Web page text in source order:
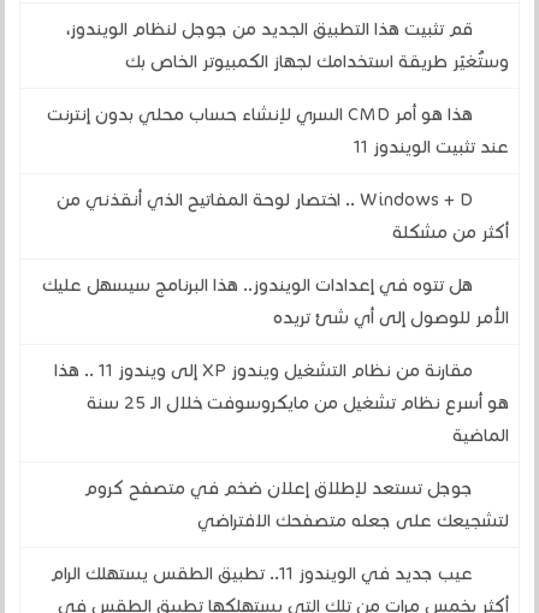
قم تثبيت هذا التطبيق الجديد من جوجل لنظام الويندوز،
وستُغيّر طريقة استخدامك لجهاز الكمبيوتر الخاص بك
هذا هو أمر CMD السري لإنشاء حساب محلي بدون إنترنت
عند تثبيت الويندوز 11
Windows + D .. اختصار لوحة المفاتيح الذي أنقذني من
أكثر من مشكلة
هل تتوه في إعدادات الويندوز.. هذا البرنامج سيسهل عليك
الأمر للوصول إلى أي شئ تريده
مقارنة من نظام التشغيل ويندوز XP إلى ويندوز 11 .. هذا
هو أسرع نظام تشغيل من مايكروسوفت خلال الـ 25 سنة
الماضية
جوجل تستعد لإطلاق إعلان ضخم في متصفح كروم
لتشجيعك على جعله متصفحك الافتراضي
عيب جديد في الويندوز 11.. تطبيق الطقس يستهلك الرام
أكثر بخمس مرات من تلك التي يستهلكها تطبيق الطقس في